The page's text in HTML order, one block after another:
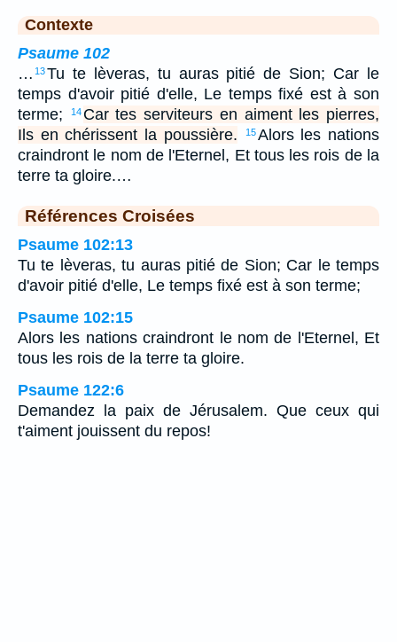
Contexte
Psaume 102
… 13Tu te lèveras, tu auras pitié de Sion; Car le
temps d'avoir pitié d'elle, Le temps fixé est à son
terme;
14 Car tes serviteurs en aiment les pierres,
Ils en chérissent la poussière.
15 Alors les nations
craindront le nom de l'Eternel, Et tous les rois de la
terre ta gloire.…
Références Croisées
Psaume 102:13
Tu te lèveras, tu auras pitié de Sion; Car le temps
d'avoir pitié d'elle, Le temps fixé est à son terme;
Psaume 102:15
Alors les nations craindront le nom de l'Eternel, Et
tous les rois de la terre ta gloire.
Psaume 122:6
Demandez la paix de Jérusalem. Que ceux qui
t'aiment jouissent du repos!